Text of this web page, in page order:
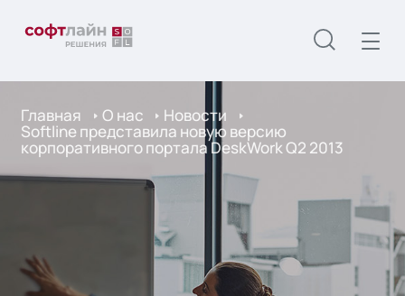
Главная О нас Новости
Softline представила новую версию
корпоративного портала DeskWork Q2 2013